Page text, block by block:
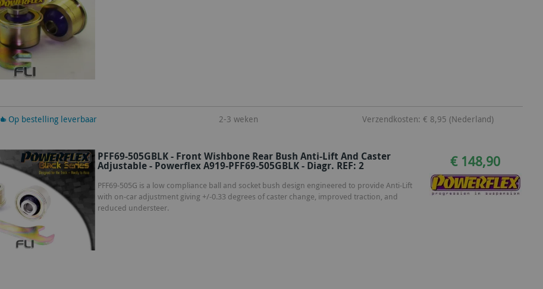
In winkelwagen
Op bestelling leverbaar 2-3 weken Verzendkosten: € 8,95 (Nederland)
PFF69-505GBLK - Front Wishbone Rear Bush Anti-Lift And Caster
Adjustable - Powerflex A919-PFF69-505GBLK - Diagr. REF: 2
PFF69-505G is a low compliance ball and socket bush design engineered to provide Anti-Lift
with on-car adjustment giving +/-0.33 degrees of caster change, improved traction, and
reduced understeer.
€ 148,90